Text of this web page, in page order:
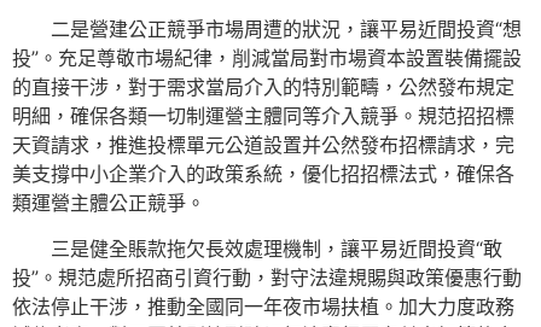
二是營建公正競爭市場周遭的狀況，讓平易近間投資“想
投”。充足尊敬市場紀律，削減當局對市場資本設置裝備擺設
的直接干涉，對于需求當局介入的特別範疇，公然發布規定
明細，確保各類一切制運營主體同等介入競爭。規范招招標
天資請求，推進投標單元公道設置并公然發布招標請求，完
美支撐中小企業介入的政策系統，優化招招標法式，確保各
類運營主體公正競爭。
三是健全賬款拖欠長效處理機制，讓平易近間投資“敢
投”。規范處所招商引資行動，對守法違規賜與政策優惠行動
依法停止干涉，推動全國同一年夜市場扶植。加大力度政務